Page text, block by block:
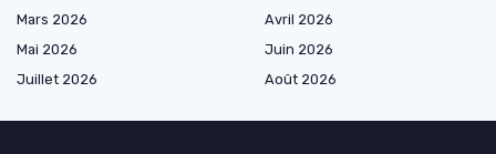
Mars 2026
Avril 2026
Mai 2026
Juin 2026
Juillet 2026
Août 2026